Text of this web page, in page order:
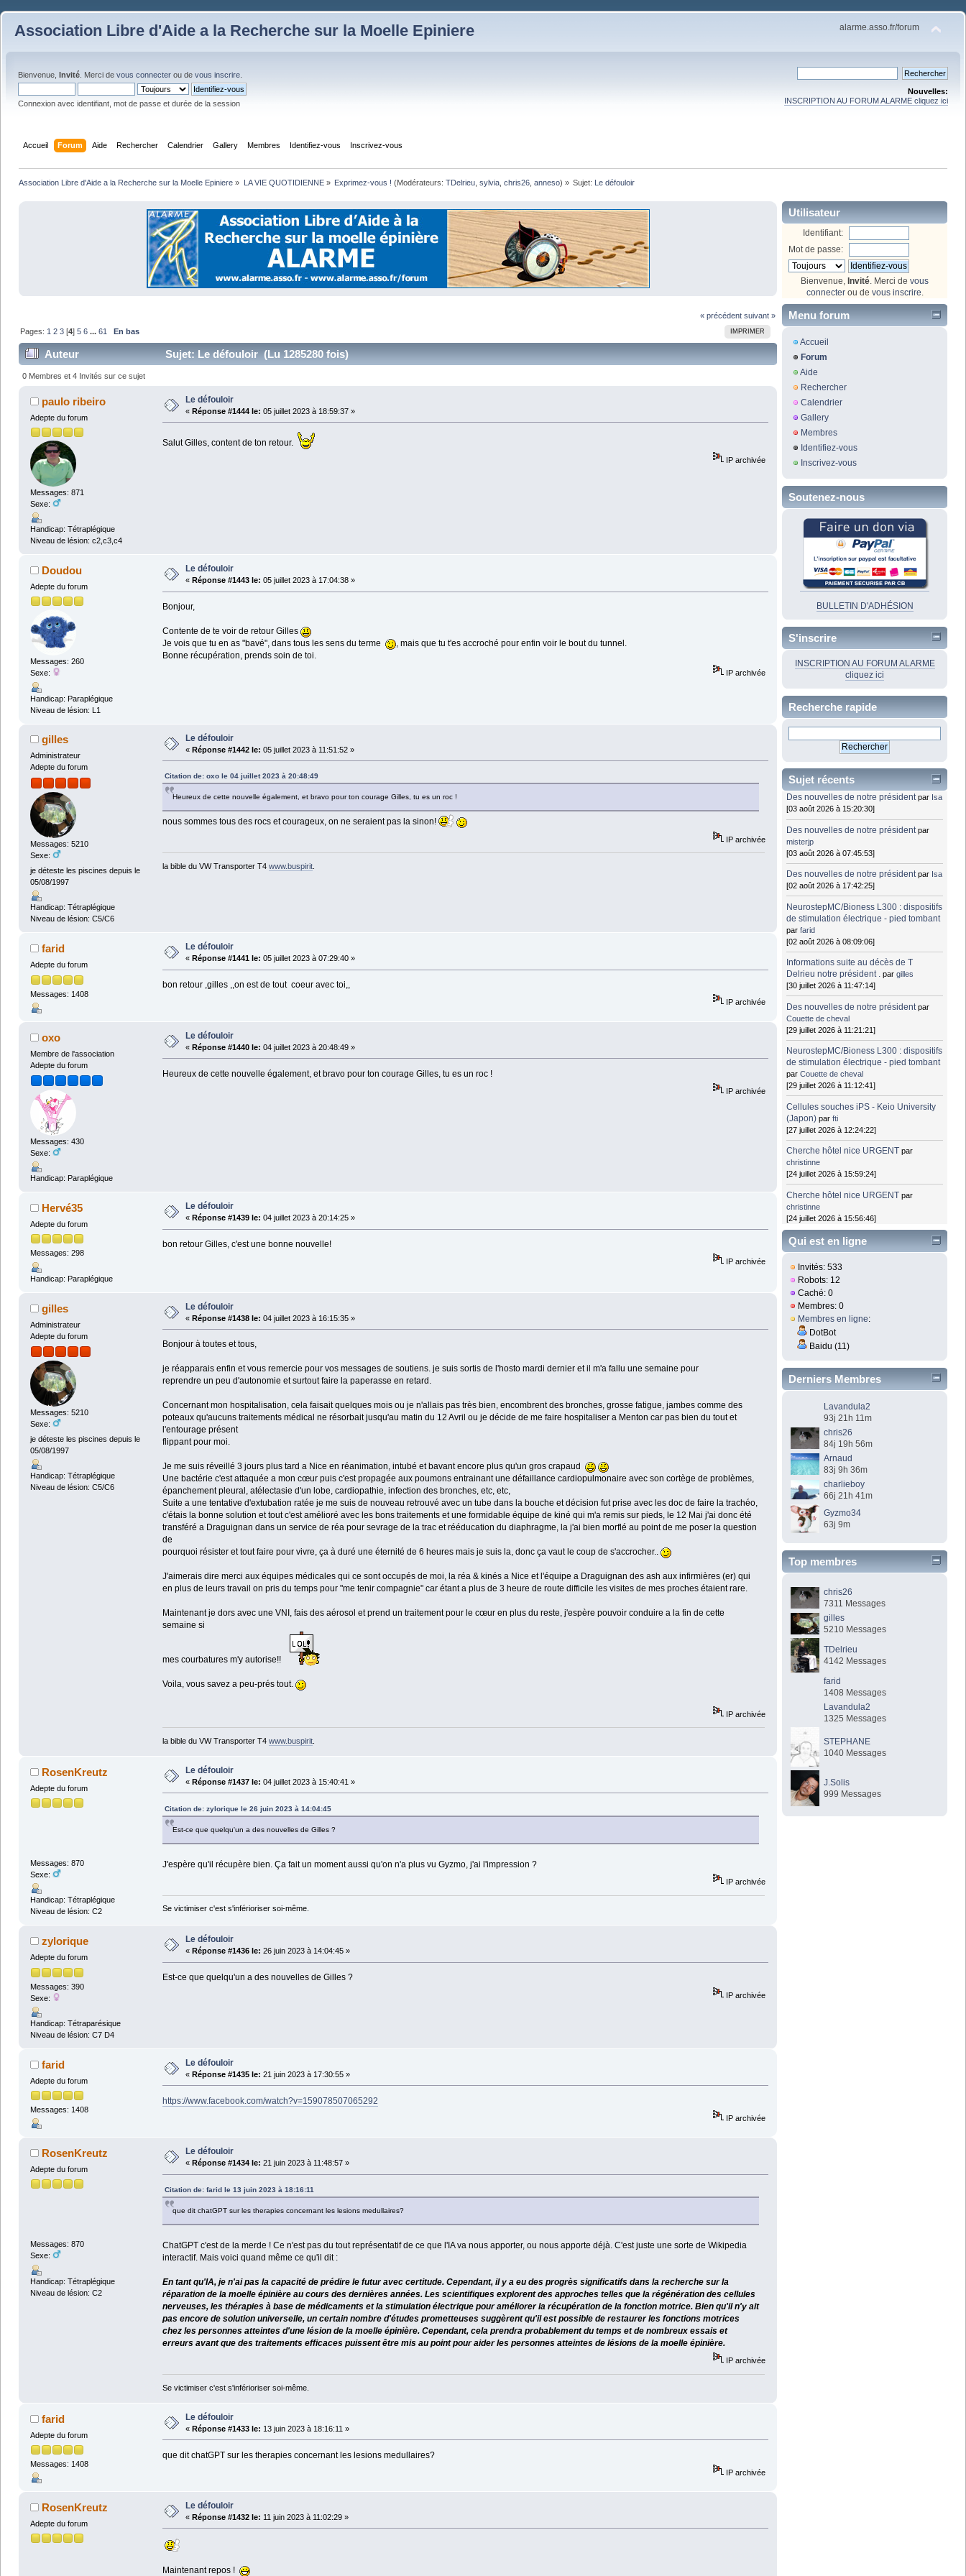
Association Libre d'Aide a la Recherche sur la Moelle Epiniere alarme.asso.fr/forum
Bienvenue, Invité . Merci de vous connecter ou de vous inscrire
Connexion avec identifiant, mot de passe et durée de la session
Nouvelles:
INSCRIPTION AU FORUM ALARME cliquez ici
Accueil Forum Aide Rechercher Calendrier Gallery Membres Identifiez-vous Inscrivez-vous
Association Libre d'Aide a la Recherche sur la Moelle Epiniere » LA VIE QUOTIDIENNE» Exprimez-vous ! (Modérateurs: TDelrieu, sylvia, chris26, anneso) » Sujet: Le défouloir
« précédent suivant »
IMPRIMER
Pages: 1 2 3 [4]5 6 ...61 En bas
Auteur Sujet: Le défouloir (Lu 1285280 fois)
0 Membres et 4 Invités sur ce sujet
paulo ribeiro
Adepte du forum
Messages: 871
Sexe:
Handicap: Tétraplégique
Niveau de lésion: c2,c3,c4
Le défouloir
« Réponse #1444 le: 05 juillet 2023 à 18:59:37 »
Salut Gilles, content de ton retour.
IP archivée
Doudou
Adepte du forum
Messages: 260
Sexe:
Handicap: Paraplégique
Niveau de lésion: L1
Le défouloir
« Réponse #1443 le: 05 juillet 2023 à 17:04:38 »
Bonjour,
Contente de te voir de retour Gilles
Je vois que tu en as "bavé", dans tous les sens du terme
, mais que tu t'es accroché pour enfin voir le bout du tunnel.
Bonne récupération, prends soin de toi.
IP archivée
gilles
Administrateur
Adepte du forum
Messages: 5210
Sexe:
je déteste les piscines depuis le
05/08/1997
Handicap: Tétraplégique
Niveau de lésion: C5/C6
Le défouloir
« Réponse #1442 le: 05 juillet 2023 à 11:51:52 »
Citation de: oxo le 04 juillet 2023 à 20:48:49
Heureux de cette nouvelle également, et bravo pour ton courage Gilles, tu es un roc !
nous sommes tous des rocs et courageux, on ne seraient pas la sinon!
IP archivée
la bible du VW Transporter T4 www.buspirit.
farid
Adepte du forum
Messages: 1408
Le défouloir
« Réponse #1441 le: 05 juillet 2023 à 07:29:40 »
bon retour ,gilles ,,on est de tout coeur avec toi,,
IP archivée
oxo
Membre de l'association
Adepte du forum
Messages: 430
Sexe:
Handicap: Paraplégique
Le défouloir
« Réponse #1440 le: 04 juillet 2023 à 20:48:49 »
Heureux de cette nouvelle également, et bravo pour ton courage Gilles, tu es un roc !
IP archivée
Hervé35
Adepte du forum
Messages: 298
Handicap: Paraplégique
Le défouloir
« Réponse #1439 le: 04 juillet 2023 à 20:14:25 »
bon retour Gilles, c'est une bonne nouvelle!
IP archivée
gilles
Administrateur
Adepte du forum
Messages: 5210
Sexe:
je déteste les piscines depuis le
05/08/1997
Handicap: Tétraplégique
Niveau de lésion: C5/C6
Le défouloir
« Réponse #1438 le: 04 juillet 2023 à 16:15:35 »
Bonjour à toutes et tous,
je réapparais enfin et vous remercie pour vos messages de soutiens. je suis sortis de l'hosto mardi dernier et il m'a fallu une semaine pour
reprendre un peu d'autonomie et surtout faire la paperasse en retard.
Concernant mon hospitalisation, cela faisait quelques mois ou je n'allais pas très bien, encombrent des bronches, grosse fatigue, jambes comme des
poteaux qu'aucuns traitements médical ne résorbait jusqu'au matin du 12 Avril ou je décide de me faire hospitaliser a Menton car pas bien du tout et
l'entourage présent
flippant pour moi.
Je me suis réveillé 3 jours plus tard a Nice en réanimation, intubé et bavant encore plus qu'un gros crapaud
Une bactérie c'est attaquée a mon cœur puis c'est propagée aux poumons entrainant une défaillance cardiopulmonaire avec son cortège de problèmes,
épanchement pleural, atélectasie d'un lobe, cardiopathie, infection des bronches, etc, etc,
Suite a une tentative d'extubation ratée je me suis de nouveau retrouvé avec un tube dans la bouche et décision fut prise avec les doc de faire la trachéo,
c'étais la bonne solution et tout c'est amélioré avec les bons traitements et une formidable équipe de kiné qui m'a remis sur pieds, le 12 Mai j'ai donc été
transféré a Draguignan dans un service de réa pour sevrage de la trac et rééducation du diaphragme, la j'ai bien morflé au point de me poser la question
de
pourquoi résister et tout faire pour vivre, ça à duré une éternité de 6 heures mais je suis la, donc ça vaut le coup de s'accrocher..
J'aimerais dire merci aux équipes médicales qui ce sont occupés de moi, la réa & kinés a Nice et l'équipe a Draguignan des ash aux infirmières (er) qui
en plus de leurs travail on pris du temps pour "me tenir compagnie" car étant a plus de 3 heure de route difficile les visites de mes proches étaient rare.
Maintenant je dors avec une VNI, fais des aérosol et prend un traitement pour le cœur en plus du reste, j'espère pouvoir conduire a la fin de cette
semaine si
mes courbatures m'y autorise!!
Voila, vous savez a peu-prés tout.
IP archivée
la bible du VW Transporter T4 www.buspirit.
RosenKreutz
Adepte du forum
Messages: 870
Sexe:
Handicap: Tétraplégique
Niveau de lésion: C2
Le défouloir
« Réponse #1437 le: 04 juillet 2023 à 15:40:41 »
Citation de: zylorique le 26 juin 2023 à 14:04:45
Est-ce que quelqu'un a des nouvelles de Gilles ?
J'espère qu'il récupère bien. Ça fait un moment aussi qu'on n'a plus vu Gyzmo, j'ai l'impression ?
IP archivée
Se victimiser c'est s'inférioriser soi-même.
zylorique
Adepte du forum
Messages: 390
Sexe:
Handicap: Tétraparésique
Niveau de lésion: C7 D4
Le défouloir
« Réponse #1436 le: 26 juin 2023 à 14:04:45 »
Est-ce que quelqu'un a des nouvelles de Gilles ?
IP archivée
farid
Adepte du forum
Messages: 1408
Le défouloir
« Réponse #1435 le: 21 juin 2023 à 17:30:55 »
https://www.facebook.com/watch?v=159078507065292
IP archivée
RosenKreutz
Adepte du forum
Messages: 870
Sexe:
Handicap: Tétraplégique
Niveau de lésion: C2
Le défouloir
« Réponse #1434 le: 21 juin 2023 à 11:48:57 »
Citation de: farid le 13 juin 2023 à 18:16:11
que dit chatGPT sur les therapies concernant les lesions medullaires?
ChatGPT c'est de la merde ! Ce n'est pas du tout représentatif de ce que l'IA va nous apporter, ou nous apporte déjà. C'est juste une sorte de Wikipedia
interactif. Mais voici quand même ce qu'il dit :
En tant qu'IA, je n'ai pas la capacité de prédire le futur avec certitude. Cependant, il y a eu des progrès significatifs dans la recherche sur la
réparation de la moelle épinière au cours des dernières années. Les scientifiques explorent des approches telles que la régénération des cellules
nerveuses, les thérapies à base de médicaments et la stimulation électrique pour améliorer la récupération de la fonction motrice. Bien qu'il n'y ait
pas encore de solution universelle, un certain nombre d'études prometteuses suggèrent qu'il est possible de restaurer les fonctions motrices
chez les personnes atteintes d'une lésion de la moelle épinière. Cependant, cela prendra probablement du temps et de nombreux essais et
erreurs avant que des traitements efficaces puissent être mis au point pour aider les personnes atteintes de lésions de la moelle épinière.
IP archivée
Se victimiser c'est s'inférioriser soi-même.
farid
Adepte du forum
Messages: 1408
Le défouloir
« Réponse #1433 le: 13 juin 2023 à 18:16:11 »
que dit chatGPT sur les therapies concernant les lesions medullaires?
IP archivée
RosenKreutz
Adepte du forum
Le défouloir
« Réponse #1432 le: 11 juin 2023 à 11:02:29 »
Maintenant repos !
Utilisateur
Identifiant:
Mot de passe:
Bienvenue, Invité . Merci de vous
connecterou de vous inscrire
Menu forum
Accueil
Forum
Aide
Rechercher
Calendrier
Gallery
Membres
Identifiez-vous
Inscrivez-vous
Soutenez-nous
BULLETIN D'ADHÉSION
S'inscrire
INSCRIPTION AU FORUM ALARME
cliquez ici
Recherche rapide
Sujet récents
Des nouvelles de notre président par Isa
[03 août 2026 à 15:20:30]
Des nouvelles de notre président par
misterjp
[03 août 2026 à 07:45:53]
Des nouvelles de notre président par Isa
[02 août 2026 à 17:42:25]
NeurostepMC/Bioness L300 : dispositifs
de stimulation électrique - pied tombant
parfarid
[02 août 2026 à 08:09:06]
Informations suite au décès de T
Delrieu notre président . pargilles
[30 juillet 2026 à 11:47:14]
Des nouvelles de notre président par
Couette de cheval
[29 juillet 2026 à 11:21:21]
NeurostepMC/Bioness L300 : dispositifs
de stimulation électrique - pied tombant
parCouette de cheval
[29 juillet 2026 à 11:12:41]
Cellules souches iPS - Keio University
(Japon) parfti
[27 juillet 2026 à 12:24:22]
Cherche hôtel nice URGENT par
christinne
[24 juillet 2026 à 15:59:24]
Cherche hôtel nice URGENT par
christinne
[24 juillet 2026 à 15:56:46]
Qui est en ligne
Invités: 533
Robots: 12
Caché: 0
Membres: 0
Membres en ligne:
DotBot
Baidu (11)
Derniers Membres
Lavandula2
93j 21h 11m
chris26
84j 19h 56m
Arnaud
83j 9h 36m
charlieboy
66j 21h 41m
Gyzmo34
63j 9m
Top membres
chris26
7311 Messages
gilles
5210 Messages
TDelrieu
4142 Messages
farid
1408 Messages
Lavandula2
1325 Messages
STEPHANE
1040 Messages
J.Solis
999 Messages